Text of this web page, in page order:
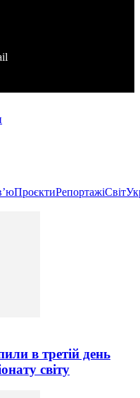
ПроєктиРепортажіСвіт
в третій день
світу